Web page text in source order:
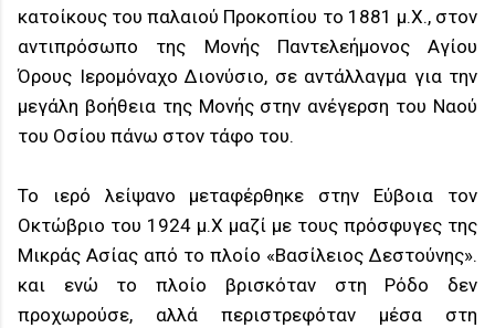
κατοίκους του παλαιού Προκοπίου το 1881 μ.Χ., στον
αντιπρόσωπο της Μονής Παντελεήμονος Αγίου
Όρους Ιερομόναχο Διονύσιο, σε αντάλλαγμα για την
μεγάλη βοήθεια της Μονής στην ανέγερση του Ναού
του Οσίου πάνω στον τάφο του.
Το ιερό λείψανο μεταφέρθηκε στην Εύβοια τον
Οκτώβριο του 1924 μ.Χ μαζί με τους πρόσφυγες της
Μικράς Ασίας από το πλοίο «Βασίλειος Δεστούνης».
και ενώ το πλοίο βρισκόταν στη Ρόδο δεν
προχωρούσε, αλλά περιστρεφόταν μέσα στη